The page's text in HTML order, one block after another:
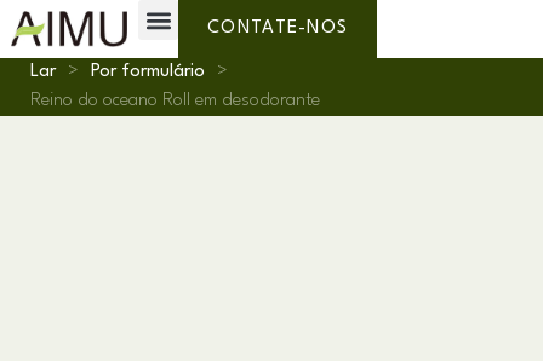
CONTATE-NOS
Lar > Por formulário
>
Reino do oceano Roll em desodorante